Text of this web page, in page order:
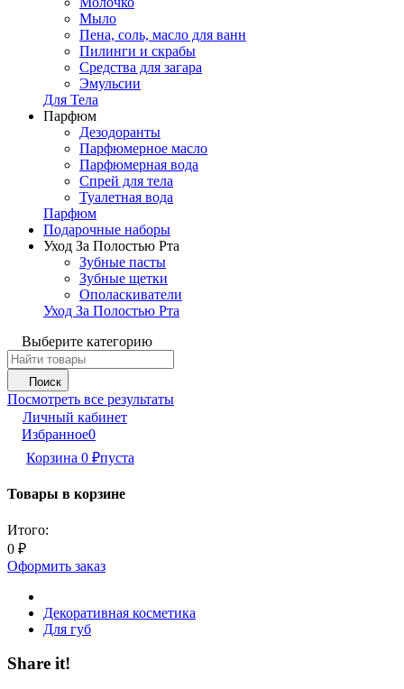
Мыло
Пена, соль, масло для ванн
Пилинги и скрабы
Средства для загара
Эмульсии
Для Тела
Парфюм
Дезодоранты
Парфюмерное масло
Парфюмерная вода
Спрей для тела
Туалетная вода
Парфюм
Подарочные наборы
Уход За Полостью Рта
Зубные пасты
Зубные щетки
Ополаскиватели
Уход За Полостью Рта
Выберите категорию
Поиск
Посмотреть все результаты
Личный кабинет
Избранное0
Корзина 0 ₽пуста
Товары в корзине
Итого:
0 ₽
Оформить заказ
Декоративная косметика
Для губ
Share it!